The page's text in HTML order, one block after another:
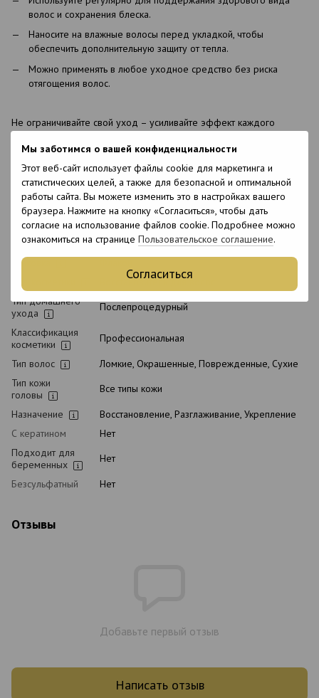
Мы заботимся о вашей конфиденциальности
Этот веб-сайт использует файлы cookie для маркетинга и
статистических целей, а также для безопасной и оптимальной
работы сайта. Вы можете изменить это в настройках вашего
браузера. Нажмите на кнопку «Согласиться», чтобы дать
согласие на использование файлов cookie. Подробнее можно
ознакомиться на странице Пользовательское соглашение.
Согласиться
волос и сохранения блеска.
Наносите на влажные волосы перед укладкой, чтобы
обеспечить дополнительную защиту от тепла.
Можно применять в любое уходное средство без риска
отягощения волос.
Не ограничивайте свой уход – усиливайте эффект каждого
капель для интенсивного восстановления, блеска и силы волос уже
сегодня.
Характеристики
Страна
производства
Бразилия
Упаковка
Восстановитель для волос
Тип домашнего
ухода
Послепроцедурный
Классификация
косметики
Профессиональная
Тип волос
Ломкие, Окрашенные, Поврежденные, Сухие
Тип кожи
головы
Все типы кожи
Назначение
Восстановление, Разглаживание, Укрепление
С кератином
Нет
Подходит для
беременных
Нет
Безсульфатный
Нет
Отзывы
Добавьте первый отзыв
Написать отзыв